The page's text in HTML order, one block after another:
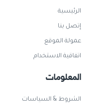
الرئيسية
إتصل بنا
عمولة الموقع
اتفاقية الاستخدام
المعلومات
الشروط & السياسات